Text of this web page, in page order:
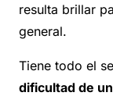
resulta brillar
general.
Tiene todo el
dificultad de